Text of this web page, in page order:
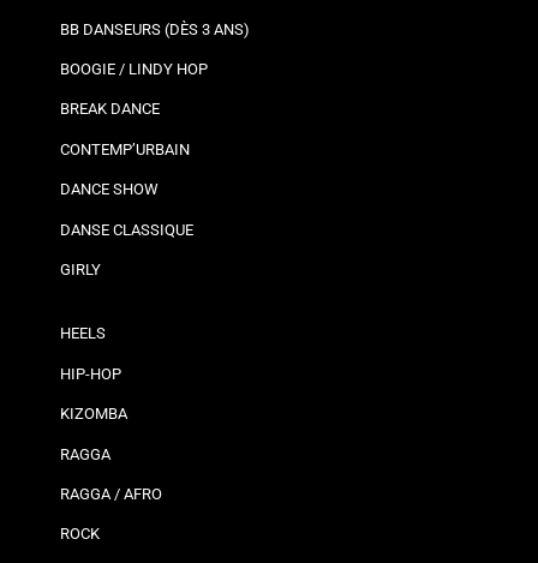
BB DANSEURS (DÈS 3 ANS)
BOOGIE / LINDY HOP
BREAK DANCE
CONTEMP’URBAIN
DANCE SHOW
DANSE CLASSIQUE
GIRLY
HEELS
HIP-HOP
KIZOMBA
RAGGA
RAGGA / AFRO
ROCK